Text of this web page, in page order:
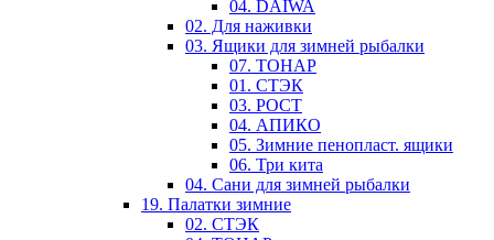
04. DAIWA
02. Для наживки
03. Ящики для зимней рыбалки
07. ТОНАР
01. СТЭК
03. РОСТ
04. АПИКО
05. Зимние пенопласт. ящики
06. Три кита
04. Сани для зимней рыбалки
19. Палатки зимние
02. СТЭК